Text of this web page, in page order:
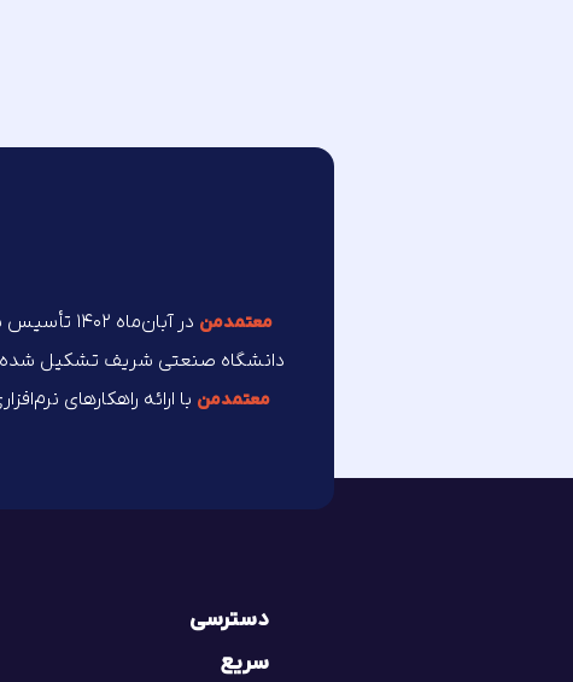
معتمد‌من
در
دانشگاه صنعتی شریف تشکیل شده
معتمد‌من با ارائه راهکارهای
دسترسی
سریع